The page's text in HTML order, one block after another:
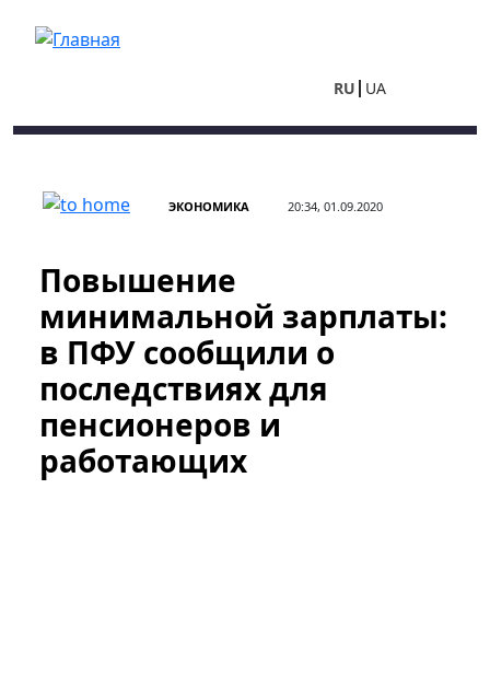
RU UA
ЭКОНОМИКА 20:34, 01.09.2020
Повышение
минимальной зарплаты:
в ПФУ сообщили о
последствиях для
пенсионеров и
работающих